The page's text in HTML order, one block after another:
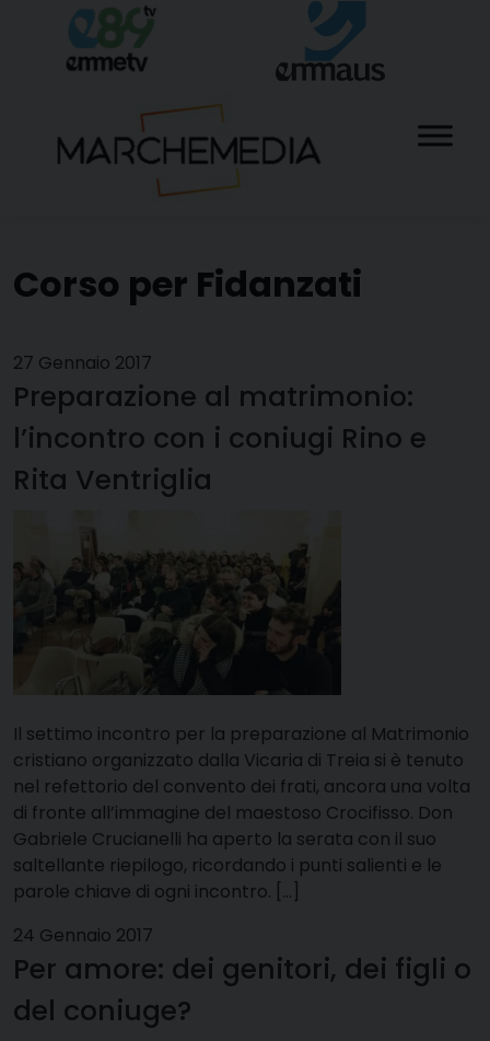
content
Corso per Fidanzati
27 Gennaio 2017
Preparazione al matrimonio:
l’incontro con i coniugi Rino e
Rita Ventriglia
Il settimo incontro per la preparazione al Matrimonio
cristiano organizzato dalla Vicaria di Treia si è tenuto
nel refettorio del convento dei frati, ancora una volta
di fronte all’immagine del maestoso Crocifisso. Don
Gabriele Crucianelli ha aperto la serata con il suo
saltellante riepilogo, ricordando i punti salienti e le
parole chiave di ogni incontro. […]
24 Gennaio 2017
Per amore: dei genitori, dei figli o
del coniuge?